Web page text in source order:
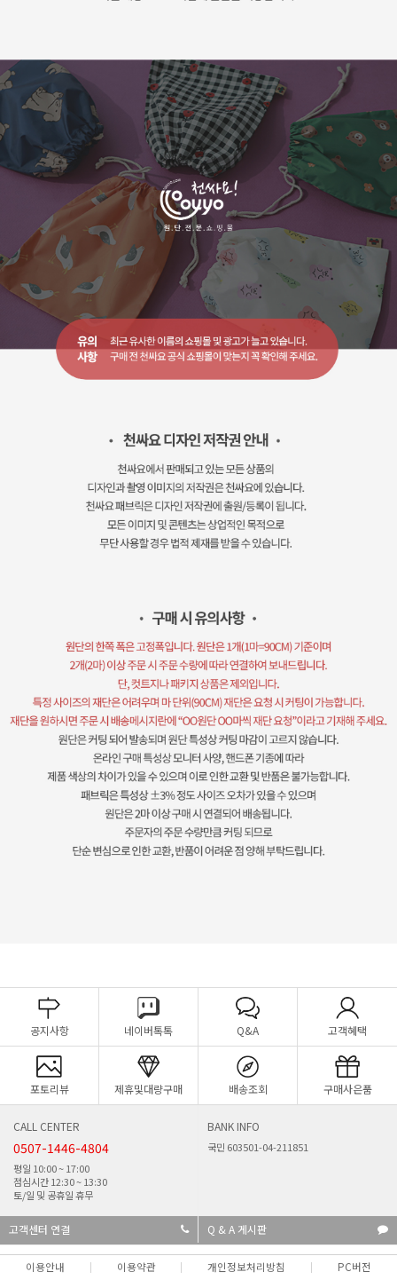
공지사항 네이버톡톡 Q&A 고객혜택
포토리뷰 제휴및대량구매 배송조회 구매사은품
CALL CENTER
0507-1446-4804
평일 10:00 ~ 17:00
점심시간 12:30 ~ 13:30
토/일 및 공휴일 휴무
BANK INFO
국민 603501-04-211851
고객센터 연결 Q & A 게시판
이용안내 이용약관 개인정보처리방침 PC버전